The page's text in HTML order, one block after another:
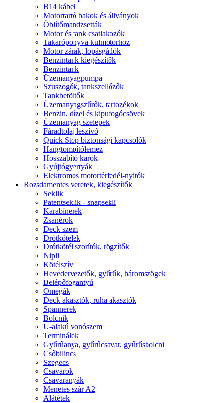
B14 kábel
Motortartó bakok és állványok
Öblítőmandzsetták
Motor és tank csatlakozók
Takaróponyva külmotorhoz
Motor zárak, lopásgátlók
Benzintank kiegészítők
Benzintank
Üzemanyagpumpa
Szuszogók, tankszellőzők
Tankbetöltők
Üzemanyagszűrők, tartozékok
Benzin, dízel és kipufogócsövek
Üzemanyag szelepek
Fáradtolaj leszívó
Quick Stop biztonsági kapcsolók
Hangtompítólemez
Hosszabító karok
Gyújtógyertyák
Elektromos motortérfedél-nyitók
Rozsdamentes veretek, kiegészítők
Seklik
Patentseklik - snapsekli
Karabínerek
Zsanérok
Deck szem
Drótkötelek
Drótkötél szorítók, rögzítők
Nipli
Kötélszív
Hevedervezetők, gyűrűk, háromszögek
Belépőfogantyú
Omegák
Deck akasztók, ruha akasztók
Spannerek
Bolcnik
U-alakú vonószem
Terminálok
Gyűrűanya, gyűrűcsavar, gyűrűsbolcni
Csőbilincs
Szegecs
Csavarok
Csavaranyák
Menetes szár A2
Alátétek